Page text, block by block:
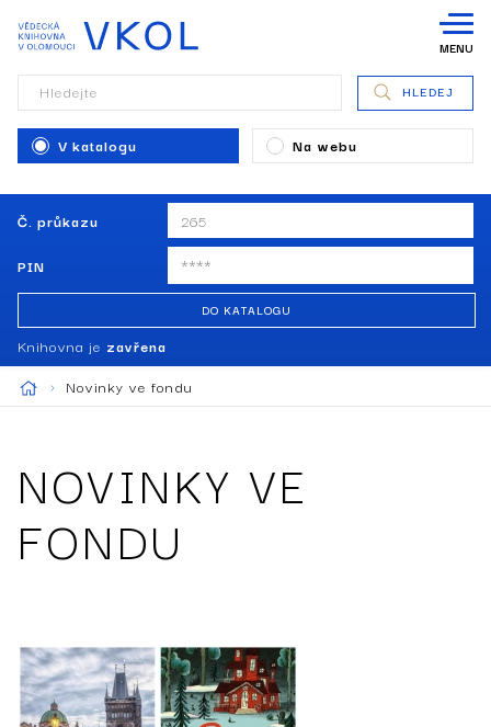
Č. průkazu
PIN
DO KATALOGU
Knihovna je zavřena
MENU
Hledejte
V katalogu Na webu
HLEDEJ
Novinky ve fondu
NOVINKY VE
FONDU